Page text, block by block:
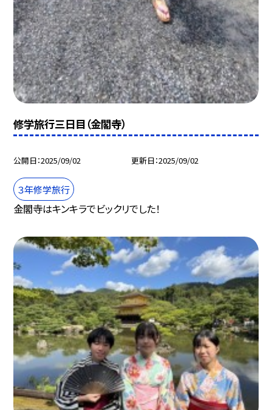
修学旅行三日目（金閣寺）
公開日 2025/09/02 更新日 2025/09/02
３年修学旅行
金閣寺はキンキラでビックリでした！